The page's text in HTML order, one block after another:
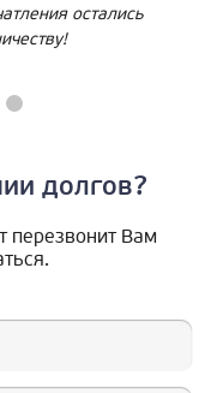
остались
долгов?
перезвонит Вам